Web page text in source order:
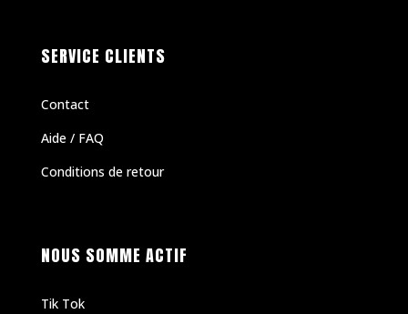
SERVICE CLIENTS
Contact
Aide / FAQ
Conditions de retour
NOUS SOMME ACTIF
Tik Tok